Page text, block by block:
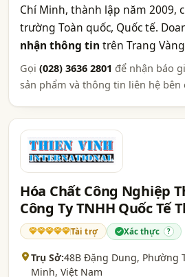
Chí Minh, thành lập năm 2009,
trường Toàn quốc, Quốc tế.
nhận thông tin trên Trang
Gọi (028) 3636 2801 để nhận báo
sản phẩm và thông tin liên hệ bên
Hóa Chất Công Nghiệp
Công Ty TNHH Quốc Tế
Tài trợ Xác thực ?
Trụ Sở:48B Đặng Dung, Phường
Minh, Việt Nam